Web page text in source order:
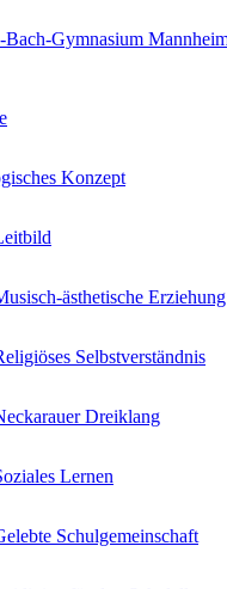
Konzept
ästhetische Erziehung
Selbstverständnis
Dreiklang
Lernen
Schulgemeinschaft